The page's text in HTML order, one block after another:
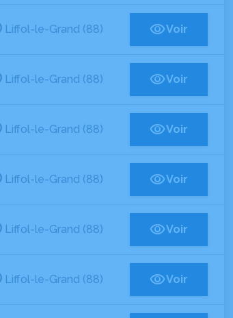
Liffol-le-Grand (88) Voir
Liffol-le-Grand (88) Voir
Liffol-le-Grand (88) Voir
Liffol-le-Grand (88) Voir
Liffol-le-Grand (88) Voir
Liffol-le-Grand (88) Voir